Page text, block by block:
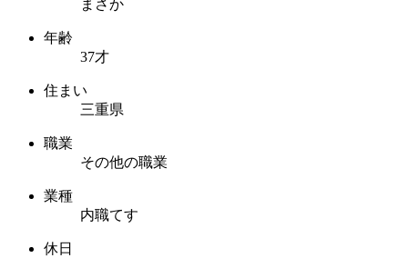
まさか
年齢
37才
住まい
三重県
職業
その他の職業
業種
内職てす
休日